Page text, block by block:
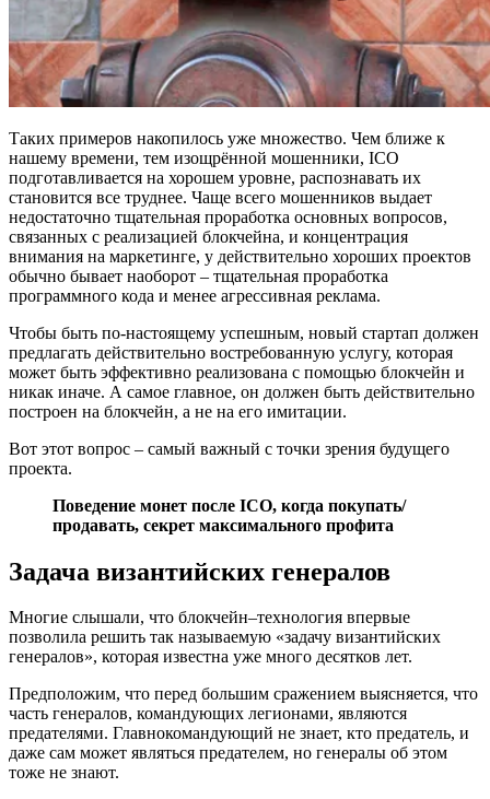
Таких примеров накопилось уже множество. Чем ближе к
нашему времени, тем изощрённой мошенники, ICO
подготавливается на хорошем уровне, распознавать их
становится все труднее. Чаще всего мошенников выдает
недостаточно тщательная проработка основных вопросов,
связанных с реализацией блокчейна, и концентрация
внимания на маркетинге, у действительно хороших проектов
обычно бывает наоборот – тщательная проработка
программного кода и менее агрессивная реклама.
Чтобы быть по-настоящему успешным, новый стартап должен
предлагать действительно востребованную услугу, которая
может быть эффективно реализована с помощью блокчейн и
никак иначе. А самое главное, он должен быть действительно
построен на блокчейн, а не на его имитации.
Вот этот вопрос – самый важный с точки зрения будущего
проекта.
Поведение монет после ICO, когда покупать/
продавать, секрет максимального профита
Задача византийских генералов
Многие слышали, что блокчейн–технология впервые
позволила решить так называемую «задачу византийских
генералов», которая известна уже много десятков лет.
Предположим, что перед большим сражением выясняется, что
часть генералов, командующих легионами, являются
предателями. Главнокомандующий не знает, кто предатель, и
даже сам может являться предателем, но генералы об этом
тоже не знают.